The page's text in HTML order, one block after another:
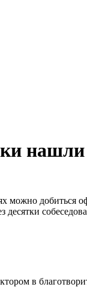
можно добиться
десятки